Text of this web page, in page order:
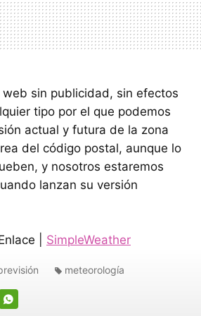
web sin publicidad, sin efectos
tipo por el que podemos
actual y futura de la zona
del código postal, aunque lo
y nosotros estaremos
lanzan su versión
| SimpleWeather
meteorología